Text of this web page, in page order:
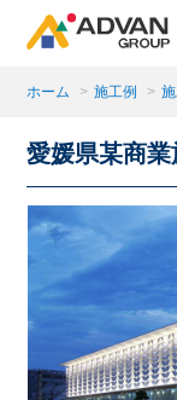
商品ページにあ
商品がここに表
ホーム > 施工例 >
愛媛県某商業